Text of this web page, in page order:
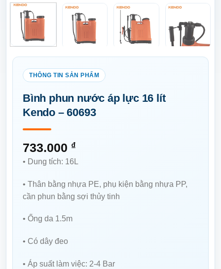
Bình phun nước áp lực 16 lít
Kendo – 60693
733.000 ₫
• Dung tích: 16L
• Thân bằng nhựa PE, phụ kiện bằng nhựa PP,
cần phun bằng sợi thủy tinh
• Ống da 1.5m
• Có dây đeo
• Áp suất làm việc: 2-4 Bar